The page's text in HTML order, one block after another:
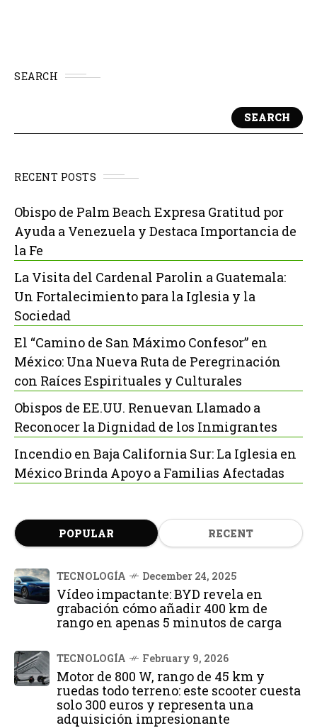
SEARCH
SEARCH
RECENT POSTS
Obispo de Palm Beach Expresa Gratitud por
Ayuda a Venezuela y Destaca Importancia de
la Fe
La Visita del Cardenal Parolin a Guatemala:
Un Fortalecimiento para la Iglesia y la
Sociedad
El “Camino de San Máximo Confesor” en
México: Una Nueva Ruta de Peregrinación
con Raíces Espirituales y Culturales
Obispos de EE.UU. Renuevan Llamado a
Reconocer la Dignidad de los Inmigrantes
Incendio en Baja California Sur: La Iglesia en
México Brinda Apoyo a Familias Afectadas
POPULAR RECENT
TECNOLOGÍA December 24, 2025
Vídeo impactante: BYD revela en
grabación cómo añadir 400 km de
rango en apenas 5 minutos de carga
TECNOLOGÍA February 9, 2026
Motor de 800 W, rango de 45 km y
ruedas todo terreno: este scooter cuesta
solo 300 euros y representa una
adquisición impresionante